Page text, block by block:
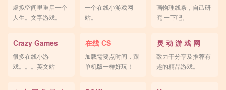
虚拟空间里重启一个
人生。文字游戏。
一个在线小游戏网
站。
画物理线条，自己研
究 一下吧。
Crazy Games
很多在线小游
戏。。。英文站
在线 CS
加载需要点时间，跟
单机版一样好玩！
灵 动 游 戏 网
致力于分享及推荐有
趣的精品游戏。